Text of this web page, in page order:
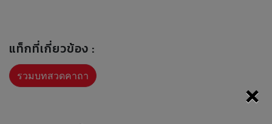
×
แท็กที่เกี่ยวข้อง :
รวมบทสวดคาถา